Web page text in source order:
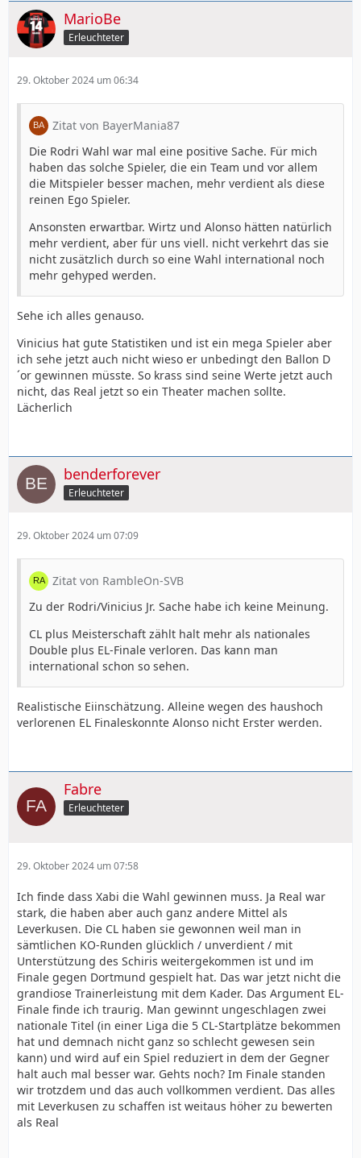
MarioBe
Erleuchteter
29. Oktober 2024 um 06:34
Zitat von BayerMania87
Die Rodri Wahl war mal eine positive Sache. Für mich
haben das solche Spieler, die ein Team und vor allem
die Mitspieler besser machen, mehr verdient als diese
reinen Ego Spieler.
Ansonsten erwartbar. Wirtz und Alonso hätten natürlich
mehr verdient, aber für uns viell. nicht verkehrt das sie
nicht zusätzlich durch so eine Wahl international noch
mehr gehyped werden.
Sehe ich alles genauso.
Vinicius hat gute Statistiken und ist ein mega Spieler aber
ich sehe jetzt auch nicht wieso er unbedingt den Ballon D
´or gewinnen müsste. So krass sind seine Werte jetzt auch
nicht, das Real jetzt so ein Theater machen sollte.
Lächerlich
benderforever
Erleuchteter
29. Oktober 2024 um 07:09
Zitat von RambleOn-SVB
Zu der Rodri/Vinicius Jr. Sache habe ich keine Meinung.
CL plus Meisterschaft zählt halt mehr als nationales
Double plus EL-Finale verloren. Das kann man
international schon so sehen.
Realistische Eiinschätzung. Alleine wegen des haushoch
verlorenen EL Finaleskonnte Alonso nicht Erster werden.
Fabre
Erleuchteter
29. Oktober 2024 um 07:58
Ich finde dass Xabi die Wahl gewinnen muss. Ja Real war
stark, die haben aber auch ganz andere Mittel als
Leverkusen. Die CL haben sie gewonnen weil man in
sämtlichen KO-Runden glücklich / unverdient / mit
Unterstützung des Schiris weitergekommen ist und im
Finale gegen Dortmund gespielt hat. Das war jetzt nicht die
grandiose Trainerleistung mit dem Kader. Das Argument EL-
Finale finde ich traurig. Man gewinnt ungeschlagen zwei
nationale Titel (in einer Liga die 5 CL-Startplätze bekommen
hat und demnach nicht ganz so schlecht gewesen sein
kann) und wird auf ein Spiel reduziert in dem der Gegner
halt auch mal besser war. Gehts noch? Im Finale standen
wir trotzdem und das auch vollkommen verdient. Das alles
mit Leverkusen zu schaffen ist weitaus höher zu bewerten
als Real